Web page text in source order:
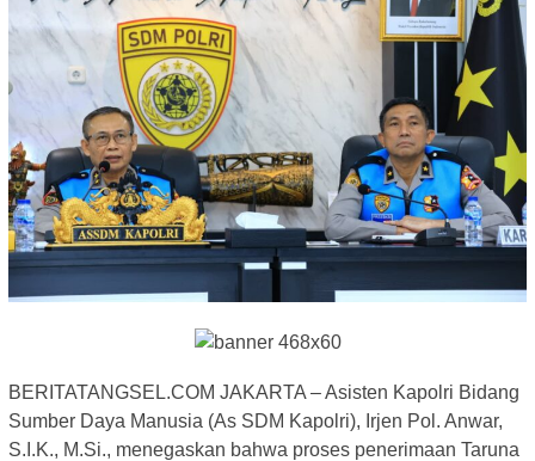
BERITATANGSEL.COM JAKARTA – Asisten Kapolri Bidang
Sumber Daya Manusia (As SDM Kapolri), Irjen Pol. Anwar,
S.I.K., M.Si., menegaskan bahwa proses penerimaan Taruna